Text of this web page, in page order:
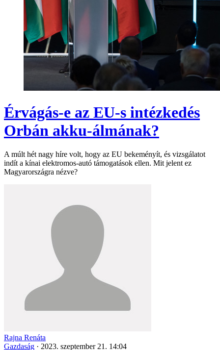
Érvágás-e az EU-s intézkedés
Orbán akku-álmának?
A múlt hét nagy híre volt, hogy az EU bekeményít, és vizsgálatot
indít a kínai elektromos-autó támogatások ellen. Mit jelent ez
Magyarországra nézve?
Rajna Renáta
Gazdaság · 2023. szeptember 21. 14:04